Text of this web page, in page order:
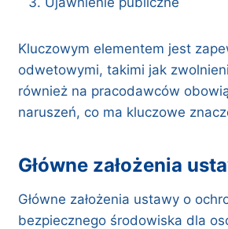
Kluczowym elementem jest
odwetowymi, takimi jak
również na pracodawców
naruszeń, co ma kluczowe
główne założenia
Główne założenia ustawy o
bezpiecznego środowiska dla